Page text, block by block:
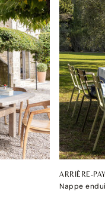
ARRIÈRE-
Nappe